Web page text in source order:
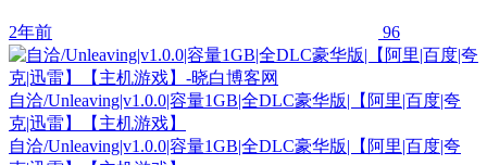
2年前 96
自洽/Unleaving|v1.0.0|容量1GB|全DLC豪华版|【阿里|百度|夸
克|迅雷】【主机游戏】
自洽/Unleaving|v1.0.0|容量1GB|全DLC豪华版|【阿里|百度|夸